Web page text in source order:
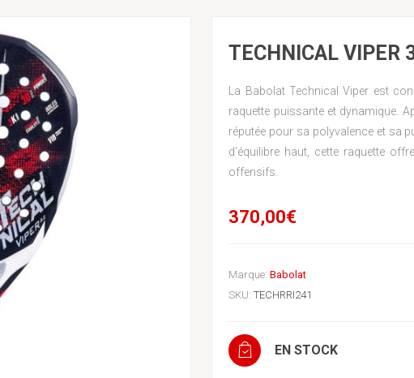
TECHNICAL VIPER
La Babolat Technical Viper est
raquette puissante et dynamique.
réputée pour sa polyvalence et sa
d'équilibre haut, cette raquette
offensifs.
370,00€
Marque: Babolat
SKU: TECHRRI241
EN STOCK